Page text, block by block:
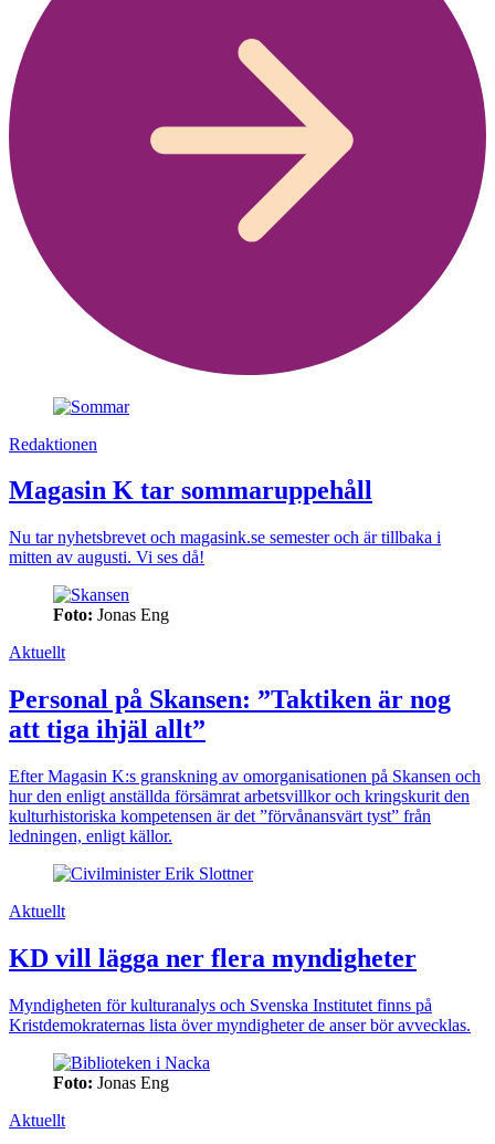
Redaktionen
Magasin K tar sommaruppehåll
Nu tar nyhetsbrevet och magasink.se semester och är tillbaka i
mitten av augusti. Vi ses då!
Foto: Jonas Eng
Aktuellt
Personal på Skansen: ”Taktiken är nog
att tiga ihjäl allt”
Efter Magasin K:s granskning av omorganisationen på Skansen och
hur den enligt anställda försämrat arbetsvillkor och kringskurit den
kulturhistoriska kompetensen är det ”förvånansvärt tyst” från
ledningen, enligt källor.
Aktuellt
KD vill lägga ner flera myndigheter
Myndigheten för kulturanalys och Svenska Institutet finns på
Kristdemokraternas lista över myndigheter de anser bör avvecklas.
Foto: Jonas Eng
Aktuellt